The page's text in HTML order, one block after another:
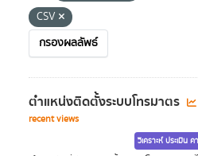
CSV
กรองผลลัพธ์
ตำแหน่งติดตั้งระบบโทรมาตร
recent views
วิเคราะห์ ประเมิ